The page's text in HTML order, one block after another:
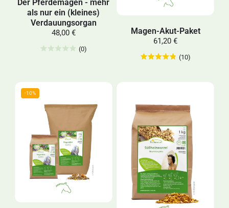
Der Pferdemagen - mehr
als nur ein (kleines)
Verdauungsorgan
48,00 €
(0)
Magen-Akut-Paket
61,20 €
(10)